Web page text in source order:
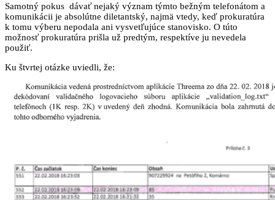
Samotný pokus dávať nejaký význam týmto bežným telefonátom a
komunikácii je absolútne diletantský, najmä vtedy, keď prokuratúra
k tomu výberu nepodala ani vysvetľujúce stanovisko. O túto
možnosť prokuratúra prišla už predtým, respektíve ju nevedela
použiť.
Ku štvrtej otázke uviedli, že: